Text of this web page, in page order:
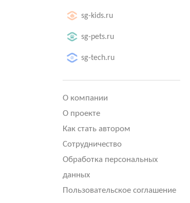
sg-kids.ru
sg-pets.ru
sg-tech.ru
О компании
О проекте
Как стать автором
Сотрудничество
Обработка персональных
данных
Пользовательское соглашение